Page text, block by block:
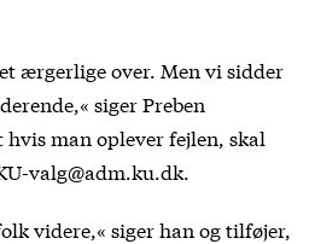
ærgerlige over. Men vi sidder
siger Preben
man oplever fejlen, skal
valg@adm.ku.dk.
videre,« siger han og tilføjer,